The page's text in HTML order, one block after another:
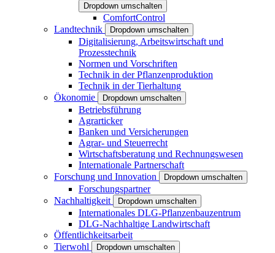
Dropdown umschalten
ComfortControl
Landtechnik
Dropdown umschalten
Digitalisierung, Arbeitswirtschaft und
Prozesstechnik
Normen und Vorschriften
Technik in der Pflanzenproduktion
Technik in der Tierhaltung
Ökonomie
Dropdown umschalten
Betriebsführung
Agrarticker
Banken und Versicherungen
Agrar- und Steuerrecht
Wirtschaftsberatung und Rechnungswesen
Internationale Partnerschaft
Forschung und Innovation
Dropdown umschalten
Forschungspartner
Nachhaltigkeit
Dropdown umschalten
Internationales DLG-Pflanzenbauzentrum
DLG-Nachhaltige Landwirtschaft
Öffentlichkeitsarbeit
Tierwohl
Dropdown umschalten